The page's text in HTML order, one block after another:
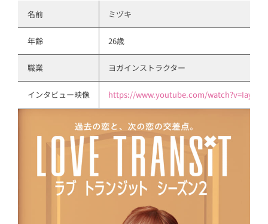
名前 ミヅキ
年齢 26歳
職業 ヨガインストラクター
インタビュー映像 https://www.youtube.com/